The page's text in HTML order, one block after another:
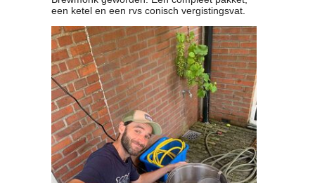
een ketel en een rvs conisch vergistingsvat.